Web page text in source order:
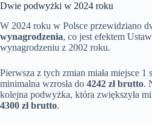
Dwie podwyżki w 2024 roku
W 2024 roku w Polsce przewidziano
wynagrodzenia, co jest efektem
wynagrodzeniu z 2002 roku.
Pierwsza z tych zmian miała miejsce 1
minimalna wzrosła do 4242 zł brutto.
kolejna podwyżka, która zwiększyła
4300 zł brutto.